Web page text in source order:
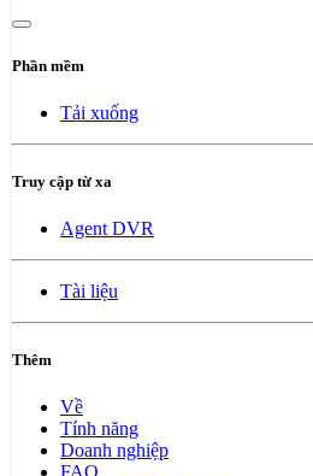
Phần mềm
Tải xuống
Truy cập từ xa
Agent DVR
Tài liệu
Thêm
Về
Tính năng
Doanh nghiệp